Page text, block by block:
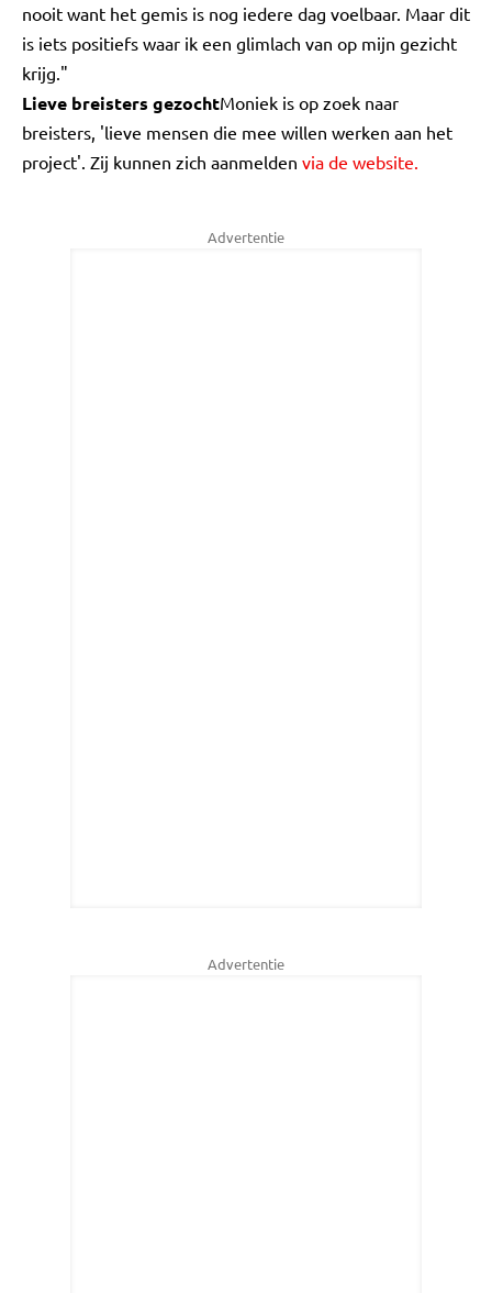
nooit want het gemis is nog iedere dag voelbaar. Maar dit
is iets positiefs waar ik een glimlach van op mijn gezicht
krijg."
Lieve breisters gezochtMoniek is op zoek naar
breisters, 'lieve mensen die mee willen werken aan het
project'. Zij kunnen zich aanmelden via de website.
Advertentie
Advertentie